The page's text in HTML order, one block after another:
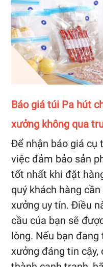
Báo giá túi Pa hút
xưởng không qua
Để nhận báo giá cụ
việc đảm bảo sản
tốt nhất khi đặt
quý khách hàng
xưởng uy tín. Điều
cầu của bạn sẽ
lòng. Nếu bạn
xưởng đáng tin cậy,